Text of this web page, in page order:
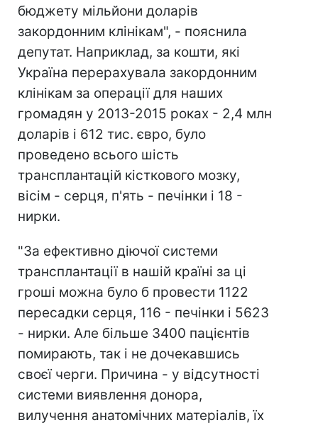
бюджету мільйони доларів
закордонним клінікам", - пояснила
депутат. Наприклад, за кошти, які
Україна перерахувала закордонним
клінікам за операції для наших
громадян у 2013-2015 роках - 2,4 млн
доларів і 612 тис. євро, було
проведено всього шість
трансплантацій кісткового мозку,
вісім - серця, п'ять - печінки і 18 -
нирки.
"За ефективно діючої системи
трансплантації в нашій країні за ці
гроші можна було б провести 1122
пересадки серця, 116 - печінки і 5623
- нирки. Але більше 3400 пацієнтів
помирають, так і не дочекавшись
своєї черги. Причина - у відсутності
системи виявлення донора,
вилучення анатомічних матеріалів, їх